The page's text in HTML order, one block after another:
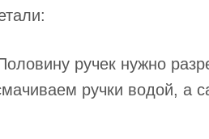
ручек нужно
ручки водой, а